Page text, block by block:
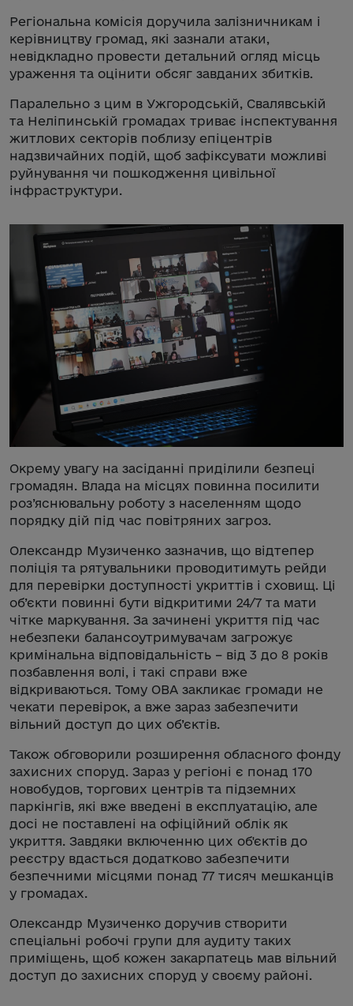
Регіональна комісія доручила залізничникам і
керівництву громад, які зазнали атаки,
невідкладно провести детальний огляд місць
ураження та оцінити обсяг завданих збитків.
Паралельно з цим в Ужгородській, Свалявській
та Неліпинській громадах триває інспектування
житлових секторів поблизу епіцентрів
надзвичайних подій, щоб зафіксувати можливі
руйнування чи пошкодження цивільної
інфраструктури.
Окрему увагу на засіданні приділили безпеці
громадян. Влада на місцях повинна посилити
роз’яснювальну роботу з населенням щодо
порядку дій під час повітряних загроз.
Олександр Музиченко зазначив, що відтепер
поліція та рятувальники проводитимуть рейди
для перевірки доступності укриттів і сховищ. Ці
об’єкти повинні бути відкритими 24/7 та мати
чітке маркування. За зачинені укриття під час
небезпеки балансоутримувачам загрожує
кримінальна відповідальність – від 3 до 8 років
позбавлення волі, і такі справи вже
відкриваються. Тому ОВА закликає громади не
чекати перевірок, а вже зараз забезпечити
вільний доступ до цих об’єктів.
Також обговорили розширення обласного фонду
захисних споруд. Зараз у регіоні є понад 170
новобудов, торгових центрів та підземних
паркінгів, які вже введені в експлуатацію, але
досі не поставлені на офіційний облік як
укриття. Завдяки включенню цих об'єктів до
реєстру вдасться додатково забезпечити
безпечними місцями понад 77 тисяч мешканців
у громадах.
Олександр Музиченко доручив створити
спеціальні робочі групи для аудиту таких
приміщень, щоб кожен закарпатець мав вільний
доступ до захисних споруд у своєму районі.